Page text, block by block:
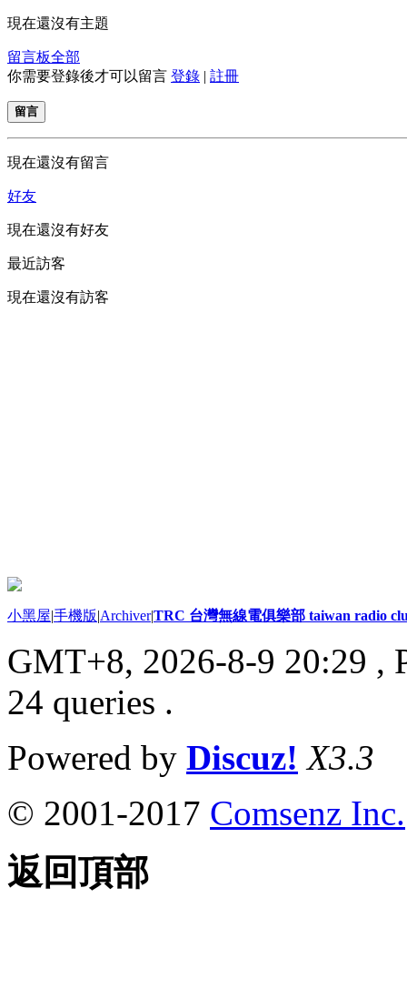
現在還沒有主題
留言板全部
你需要登錄後才可以留言 登錄 | 註冊
留言
現在還沒有留言
好友
現在還沒有好友
最近訪客
現在還沒有訪客
小黑屋|手機版|Archiver|TRC 台灣無線電俱樂部 taiwan radio
GMT+8, 2026-8-9 20:29 ,
24 queries .
Powered by Discuz! X3.3
© 2001-2017 Comsenz Inc.
返回頂部